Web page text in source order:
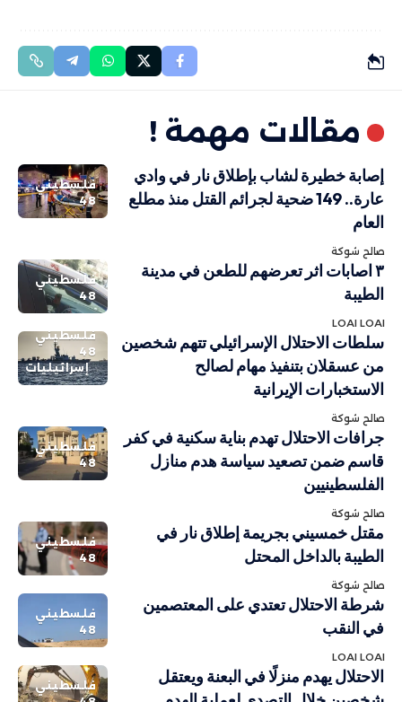
مقالات مهمة !
فلسطيني
48
إصابة خطيرة لشاب بإطلاق نار في وادي
عارة.. 149 ضحية لجرائم القتل منذ مطلع
العام
صالح شوكة
فلسطيني
48
٣ اصابات اثر تعرضهم للطعن في مدينة
الطيبة
LOAI LOAI
فلسطيني
48
إسرائيليات
سلطات الاحتلال الإسرائيلي تتهم شخصين
من عسقلان بتنفيذ مهام لصالح
الاستخبارات الإيرانية
صالح شوكة
فلسطيني
48
جرافات الاحتلال تهدم بناية سكنية في كفر
قاسم ضمن تصعيد سياسة هدم منازل
الفلسطينيين
صالح شوكة
فلسطيني
48
مقتل خمسيني بجريمة إطلاق نار في
الطيبة بالداخل المحتل
صالح شوكة
فلسطيني
48
شرطة الاحتلال تعتدي على المعتصمين
في النقب
LOAI LOAI
فلسطيني
الاحتلال يهدم منزلًا في البعنة ويعتقل